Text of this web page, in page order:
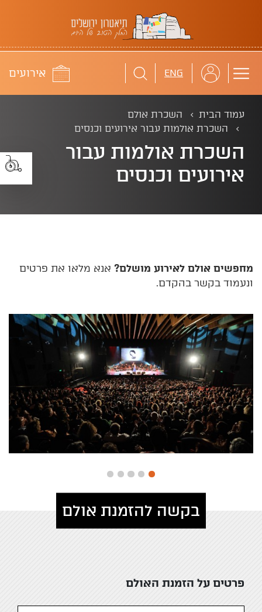
תיאטרון ירושלים
ENG לוח
אירועים
עמוד הבית
השכרת אולם
השכרת אולמות עבור אירועים וכנסים
השכרת אולמות עבור
אירועים וכנסים
מחפשים אולם לאירוע מושלם? אנא מלאו את פרטים
ונעמוד בקשר בהקדם.
בקשה להזמנת אולם
פרטים על הזמנת האולם